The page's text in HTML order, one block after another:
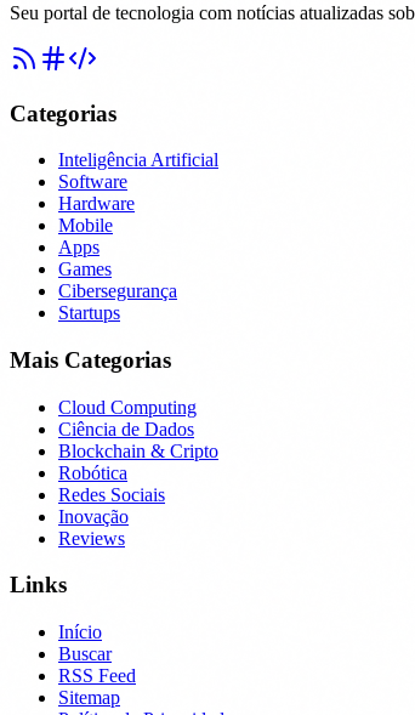
Seu portal de tecnologia com notícias atualizadas
Categorias
Inteligência Artificial
Software
Hardware
Mobile
Apps
Games
Cibersegurança
Startups
Mais Categorias
Cloud Computing
Ciência de Dados
Blockchain & Cripto
Robótica
Redes Sociais
Inovação
Reviews
Links
Início
Buscar
RSS Feed
Sitemap